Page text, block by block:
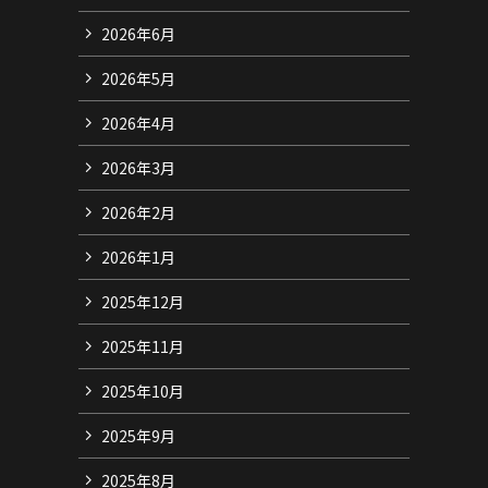
2026年6月
2026年5月
2026年4月
2026年3月
2026年2月
2026年1月
2025年12月
2025年11月
2025年10月
2025年9月
2025年8月